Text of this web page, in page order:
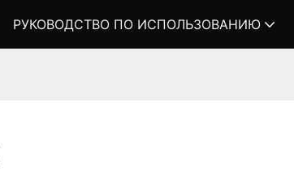
РУКОВОДСТВО ПО ИСПОЛЬЗОВАНИЮ